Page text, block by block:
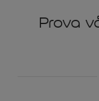
Prova